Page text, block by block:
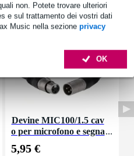
non. Potete trovare ulteriori
e sul trattamento dei vostri dati
Music nella sezione privacy
OK
Devine MIC100/1.5 cav
o per microfono e segna
5,95 €